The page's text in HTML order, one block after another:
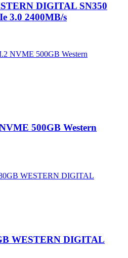
DIGITAL SN350
3.0 2400MB/s
500GB Western
WESTERN DIGITAL